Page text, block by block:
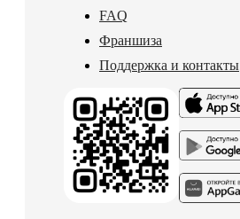
FAQ
Франшиза
Поддержка и контакты